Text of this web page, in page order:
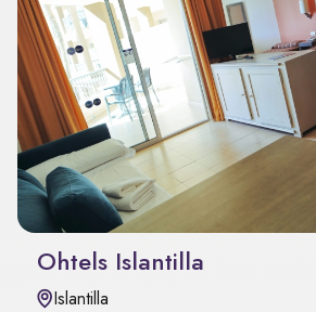
Ohtels Islantilla
Islantilla